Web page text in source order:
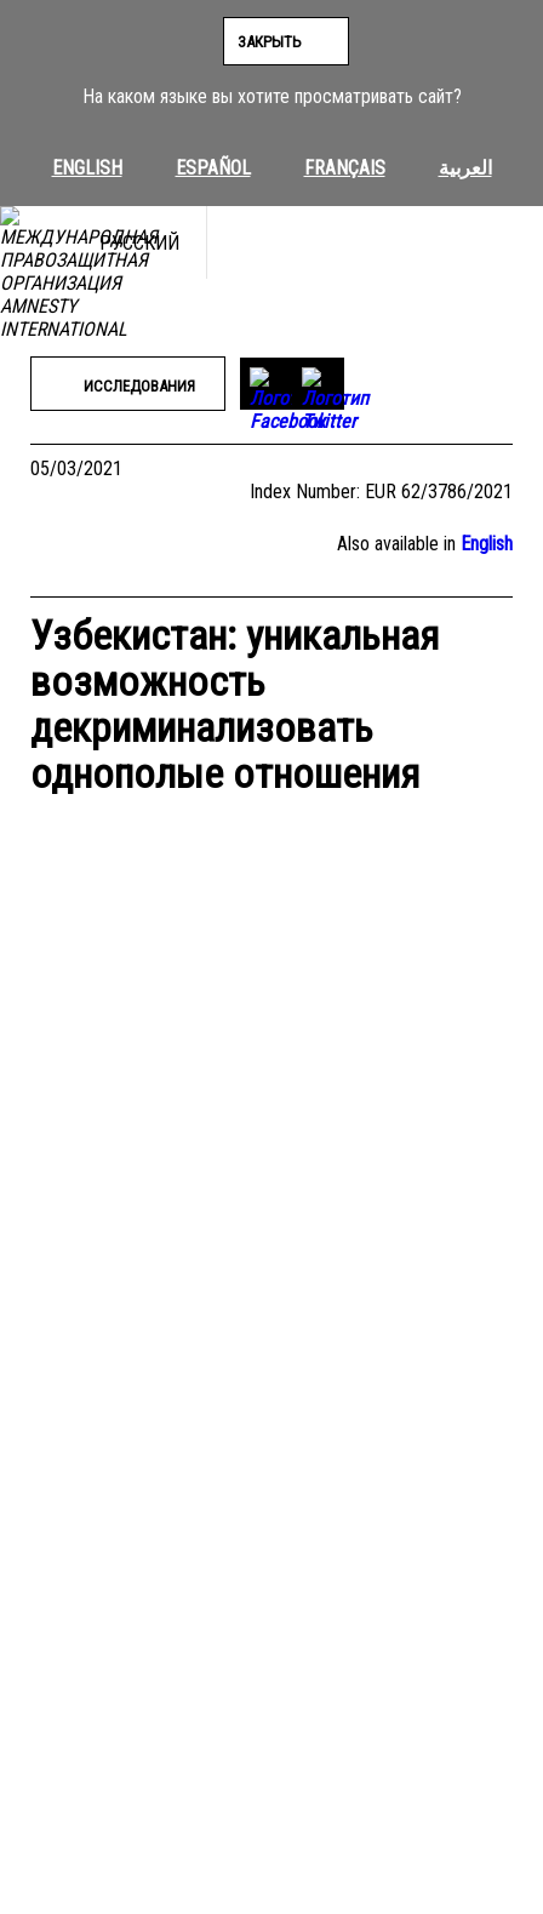
На каком языке вы хотите просматривать сайт?
ENGLISH ESPAÑOL FRANÇAIS العربية
ЗАКРЫТЬ
РУССКИЙ
ИССЛЕДОВАНИЯ
05/03/2021
Index Number: EUR 62/3786/2021
Also available in English
Узбекистан: уникальная
возможность
декриминализовать
однополые отношения